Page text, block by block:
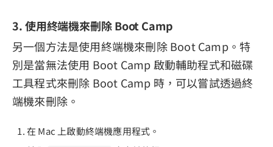
3. 使用終端機來刪除 Boot Camp
另一個方法是使用終端機來刪除 Boot Camp。特
別是當無法使用 Boot Camp 啟動輔助程式和磁碟
工具程式來刪除 Boot Camp 時，可以嘗試透過終
端機來刪除。
在 Mac 上啟動終端機應用程式。